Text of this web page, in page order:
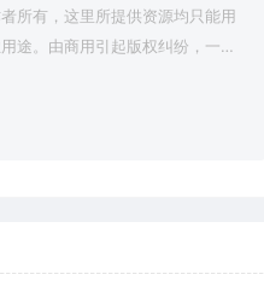
所有，这里所提供资源均只能用
途。由商用引起版权纠纷，一切